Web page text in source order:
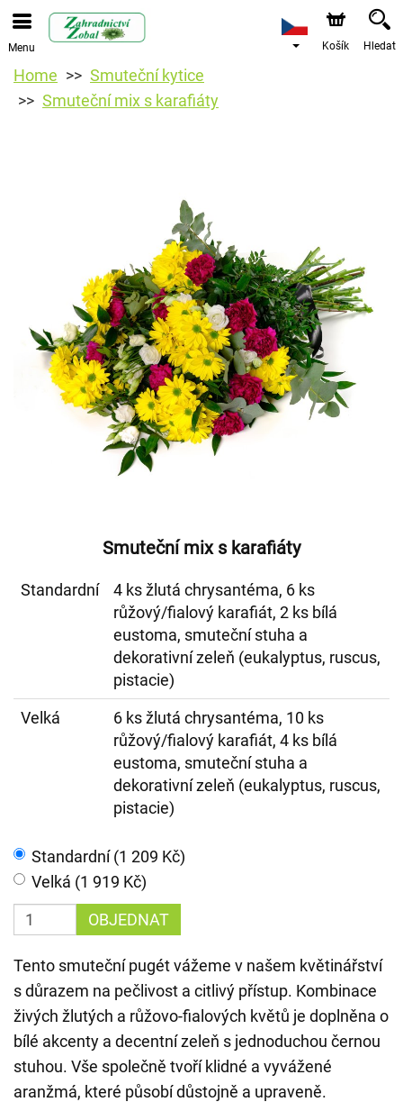
Menu Košík Hledat
Home
Smuteční kytice
Smuteční mix s karafiáty
Smuteční mix s karafiáty
Standardní
4 ks žlutá chrysantéma, 6 ks
růžový/fialový karafiát, 2 ks bílá
eustoma, smuteční stuha a
dekorativní zeleň (eukalyptus, ruscus,
pistacie)
Velká
6 ks žlutá chrysantéma, 10 ks
růžový/fialový karafiát, 4 ks bílá
eustoma, smuteční stuha a
dekorativní zeleň (eukalyptus, ruscus,
pistacie)
Standardní (1 209 Kč)
Velká (1 919 Kč)
OBJEDNAT
Tento smuteční pugét vážeme v našem květinářství
s důrazem na pečlivost a citlivý přístup. Kombinace
živých žlutých a růžovo-fialových květů je doplněna o
bílé akcenty a decentní zeleň s jednoduchou černou
stuhou. Vše společně tvoří klidné a vyvážené
aranžmá, které působí důstojně a upraveně.